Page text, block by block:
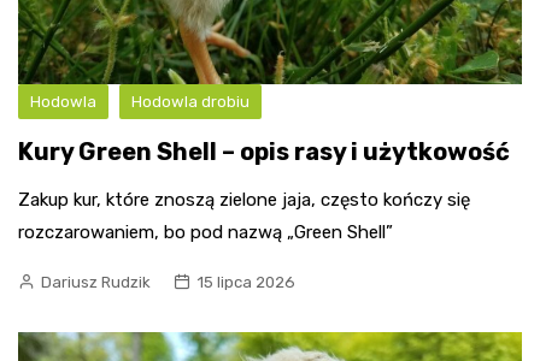
Hodowla Hodowla drobiu
Kury Green Shell – opis rasy i użytkowość
Zakup kur, które znoszą zielone jaja, często kończy się
rozczarowaniem, bo pod nazwą „Green Shell”
Dariusz Rudzik 15 lipca 2026